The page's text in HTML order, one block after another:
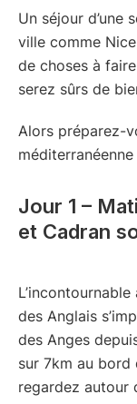
Un séjour d’une
ville comme
de choses à
serez sûrs de
Alors préparez-
Jour 1 –
et Cadran
des Anglais
des Anges
sur 7km au bord
regardez autour